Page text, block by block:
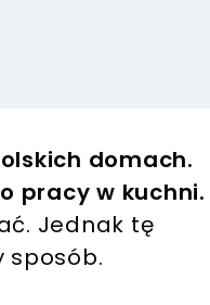
domach.
pracy w kuchni.
Jednak tę
sposób.